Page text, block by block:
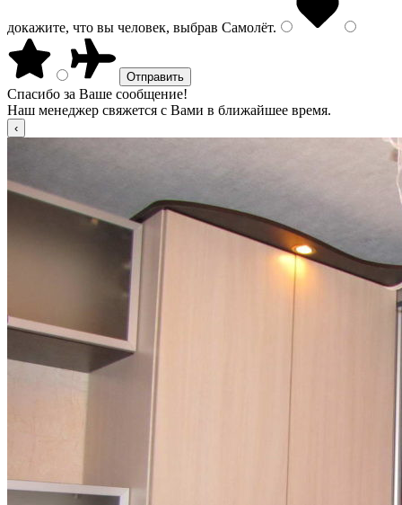
докажите, что вы человек, выбрав Самолёт.
Спасибо за Ваше сообщение!
Наш менеджер свяжется с Вами в ближайшее время.